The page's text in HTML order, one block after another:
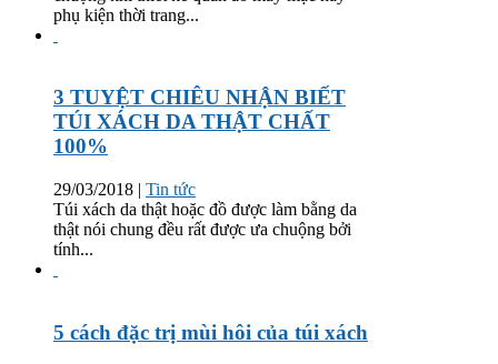
phụ kiện thời trang...
3 TUYỆT CHIÊU NHẬN BIẾT
TÚI XÁCH DA THẬT CHẤT
100%
29/03/2018 | Tin tức
Túi xách da thật hoặc đồ được làm bằng da
thật nói chung đều rất được ưa chuộng bởi
tính...
5 cách đặc trị mùi hôi của túi xách